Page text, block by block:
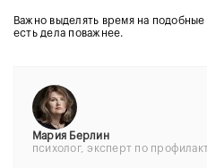
Важно выделять время на
есть дела поважнее.
Мария Берлин
психолог, эксперт по